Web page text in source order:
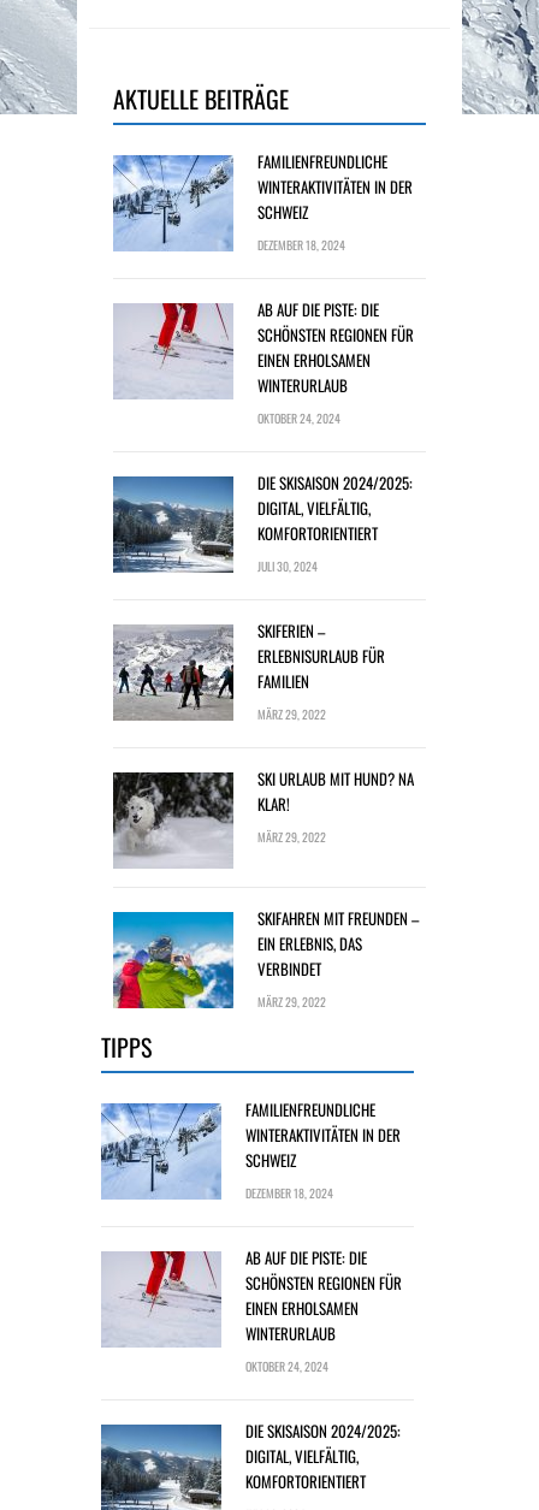
AKTUELLE BEITRÄGE
FAMILIENFREUNDLICHE
WINTERAKTIVITÄTEN IN DER
SCHWEIZ
DEZEMBER 18, 2024
AB AUF DIE PISTE: DIE
SCHÖNSTEN REGIONEN FÜR
EINEN ERHOLSAMEN
WINTERURLAUB
OKTOBER 24, 2024
DIE SKISAISON 2024/2025:
DIGITAL, VIELFÄLTIG,
KOMFORTORIENTIERT
JULI 30, 2024
SKIFERIEN –
ERLEBNISURLAUB FÜR
FAMILIEN
MÄRZ 29, 2022
SKI URLAUB MIT HUND? NA
KLAR!
MÄRZ 29, 2022
SKIFAHREN MIT FREUNDEN –
EIN ERLEBNIS, DAS
VERBINDET
MÄRZ 29, 2022
TIPPS
FAMILIENFREUNDLICHE
WINTERAKTIVITÄTEN IN DER
SCHWEIZ
DEZEMBER 18, 2024
AB AUF DIE PISTE: DIE
SCHÖNSTEN REGIONEN FÜR
EINEN ERHOLSAMEN
WINTERURLAUB
OKTOBER 24, 2024
DIE SKISAISON 2024/2025:
DIGITAL, VIELFÄLTIG,
KOMFORTORIENTIERT